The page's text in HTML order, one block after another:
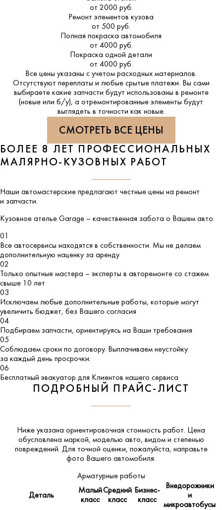
от 2000 руб.
Ремонт элементов кузова
от 500 руб.
Полная покраска автомобиля
от 4000 руб.
Покраска одной детали
от 4000 руб.
Все цены указаны с учетом расходных материалов.
Отсутствуют переплаты и любые срытые платежи. Вы сами
выбираете какие запчасти будут использованы в ремонте
(новые или б/у), а отремонтированные элементы будут
выглядеть в точности как новые.
СМОТРЕТЬ ВСЕ ЦЕНЫ
БОЛЕЕ 8 ЛЕТ ПРОФЕССИОНАЛЬНЫХ
МАЛЯРНО-КУЗОВНЫХ РАБОТ
Наши автомастерские предлагают честные цены на ремонт
и запчасти.
Кузовное ателье Garage – качественная забота о Вашем авто.
01
Все автосервисы находятся в собственности. Мы не делаем
дополнительную наценку за аренду
02
Только опытные мастера – эксперты в авторемонте со стажем
свыше 10 лет
03
Исключаем любые дополнительные работы, которые могут
увеличить бюджет, без Вашего согласия
04
Подбираем запчасти, ориентируясь на Ваши требования
05
Соблюдаем сроки по договору. Выплачиваем неустойку
за каждый день просрочки.
06
Бесплатный эвакуатор для Клиентов нашего сервиса
ПОДРОБНЫЙ ПРАЙС-ЛИСТ
Ниже указана ориентировочная стоимость работ. Цена
обусловлена маркой, моделью авто, видом и степенью
повреждений. Для точной оценки, пожалуйста, направьте
фото Вашего автомобиля.
Арматурные работы
Деталь
Малый
класс
Средний
класс
Бизнес-
класс
Внедорожники
и
микроавтобусы